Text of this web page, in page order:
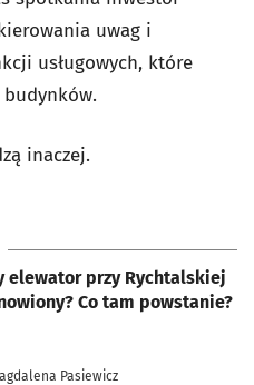
uwag i
usługowych, które
inaczej.
elewator przy Rychtalskiej
Co tam powstanie?
Pasiewicz